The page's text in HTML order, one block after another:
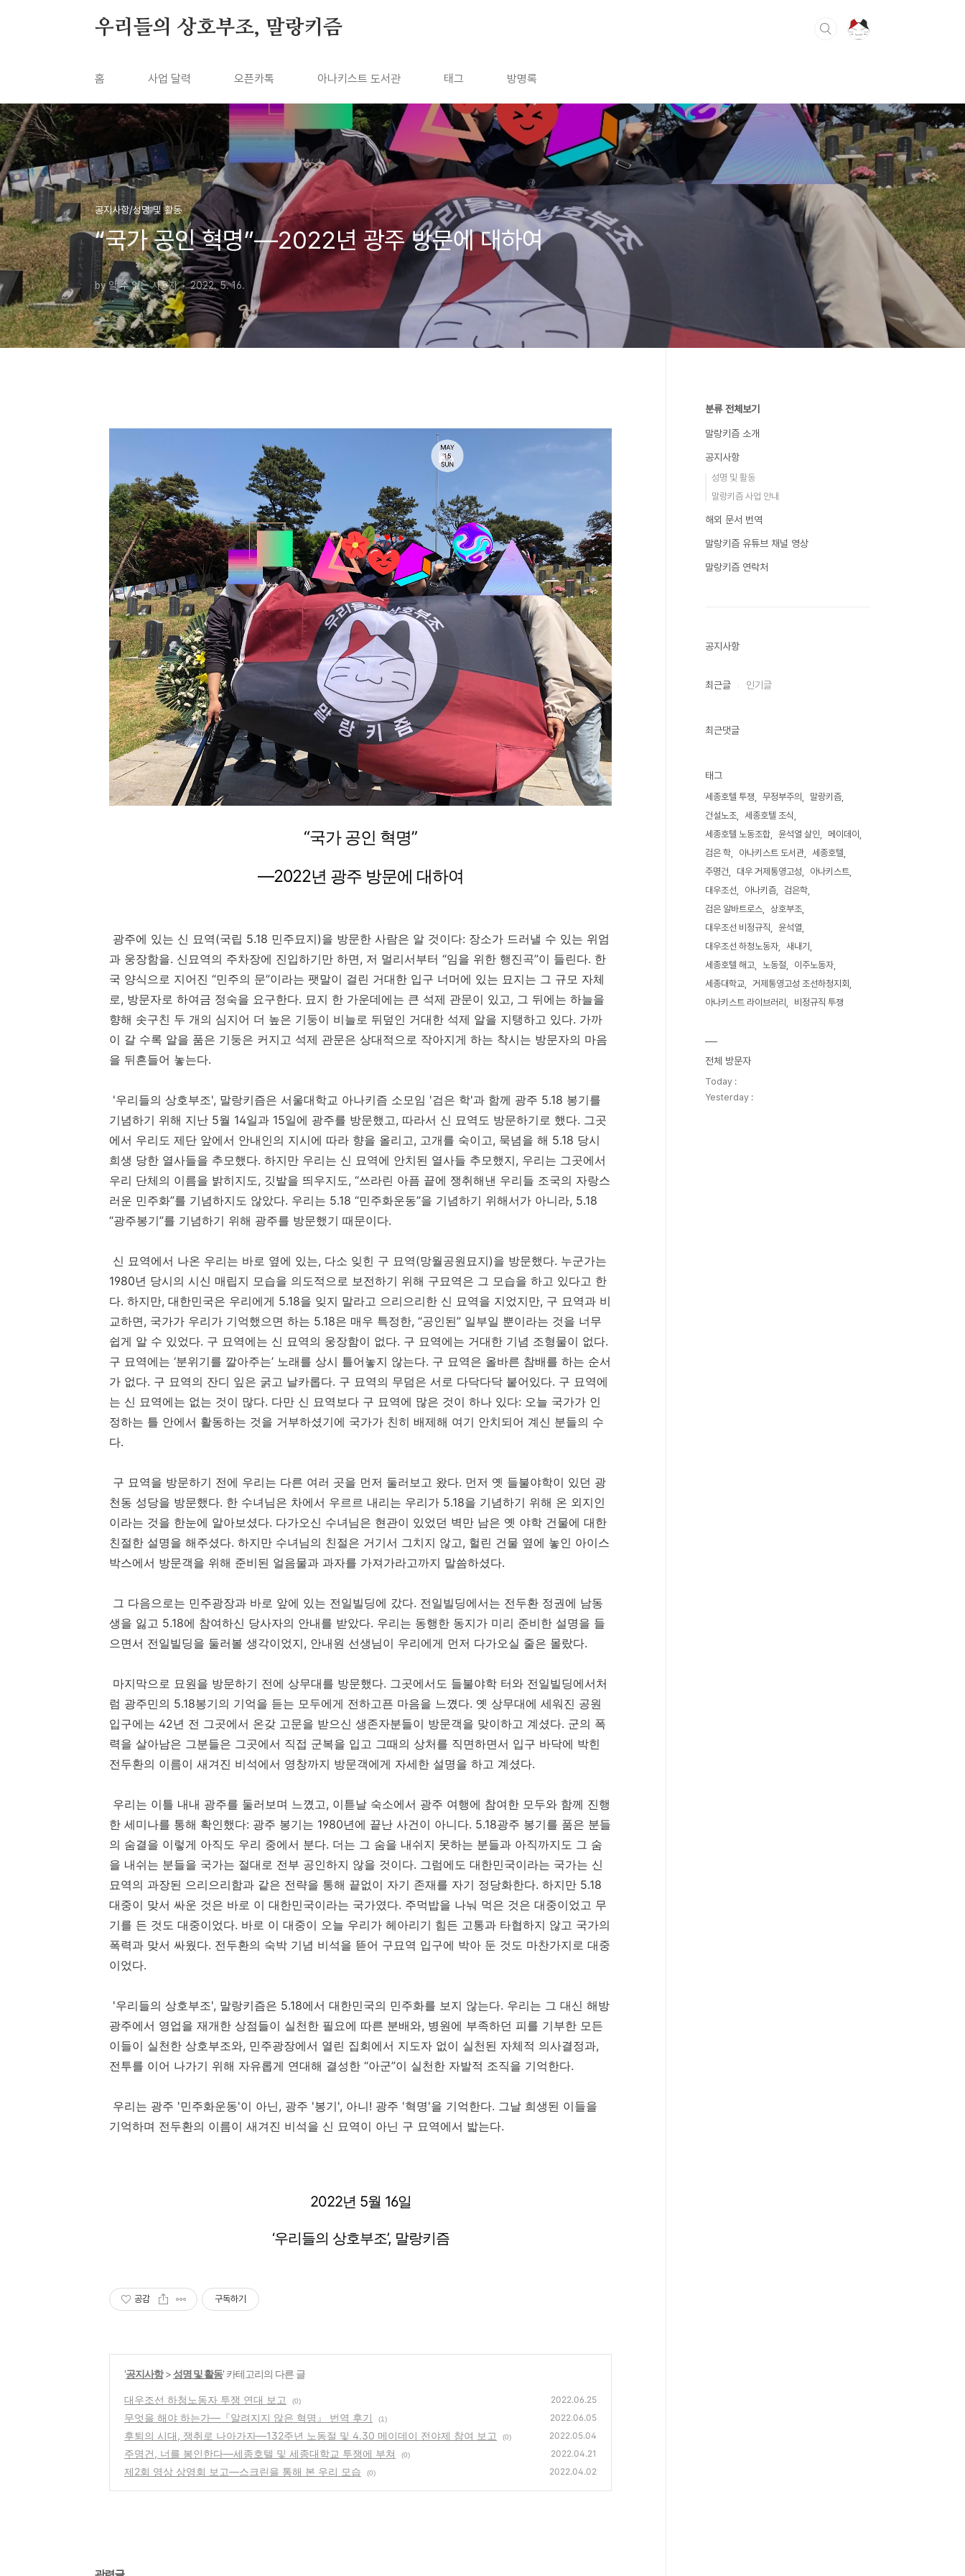
우리들의 상호부조, 말랑키즘
홈 사업 달력 오픈카톡 아나키스트 도서관 태그 방명록
공지사항/성명 및 활동
“국가 공인 혁명”―2022년 광주 방문에 대하여
by 알 수 없는 사용자 2022. 5. 16.
“국가 공인 혁명”
―2022년 광주 방문에 대하여
광주에 있는 신 묘역(국립 5.18 민주묘지)을 방문한 사람은 알 것이다: 장소가 드러낼 수 있는 위엄
과 웅장함을. 신묘역의 주차장에 진입하기만 하면, 저 멀리서부터 “임을 위한 행진곡”이 들린다. 한
국 양식으로 지어진 “민주의 문”이라는 팻말이 걸린 거대한 입구 너머에 있는 묘지는 그 규모 자체
로, 방문자로 하여금 정숙을 요구한다. 묘지 한 가운데에는 큰 석제 관문이 있고, 그 뒤에는 하늘을
향해 솟구친 두 개의 심지어 더 높은 기둥이 비늘로 뒤덮인 거대한 석제 알을 지탱하고 있다. 가까
이 갈 수록 알을 품은 기둥은 커지고 석제 관문은 상대적으로 작아지게 하는 착시는 방문자의 마음
을 뒤흔들어 놓는다.
'우리들의 상호부조', 말랑키즘은 서울대학교 아나키즘 소모임 '검은 학'과 함께 광주 5.18 봉기를
기념하기 위해 지난 5월 14일과 15일에 광주를 방문했고, 따라서 신 묘역도 방문하기로 했다. 그곳
에서 우리도 제단 앞에서 안내인의 지시에 따라 향을 올리고, 고개를 숙이고, 묵념을 해 5.18 당시
희생 당한 열사들을 추모했다. 하지만 우리는 신 묘역에 안치된 열사들 추모했지, 우리는 그곳에서
우리 단체의 이름을 밝히지도, 깃발을 띄우지도, “쓰라린 아픔 끝에 쟁취해낸 우리들 조국의 자랑스
러운 민주화”를 기념하지도 않았다. 우리는 5.18 “민주화운동”을 기념하기 위해서가 아니라, 5.18
“광주봉기”를 기념하기 위해 광주를 방문했기 때문이다.
신 묘역에서 나온 우리는 바로 옆에 있는, 다소 잊힌 구 묘역(망월공원묘지)을 방문했다. 누군가는
1980년 당시의 시신 매립지 모습을 의도적으로 보전하기 위해 구묘역은 그 모습을 하고 있다고 한
다. 하지만, 대한민국은 우리에게 5.18을 잊지 말라고 으리으리한 신 묘역을 지었지만, 구 묘역과 비
교하면, 국가가 우리가 기억했으면 하는 5.18은 매우 특정한, “공인된” 일부일 뿐이라는 것을 너무
쉽게 알 수 있었다. 구 묘역에는 신 묘역의 웅장함이 없다. 구 묘역에는 거대한 기념 조형물이 없다.
구 묘역에는 ‘분위기를 깔아주는’ 노래를 상시 틀어놓지 않는다. 구 묘역은 올바른 참배를 하는 순서
가 없다. 구 묘역의 잔디 잎은 굵고 날카롭다. 구 묘역의 무덤은 서로 다닥다닥 붙어있다. 구 묘역에
는 신 묘역에는 없는 것이 많다. 다만 신 묘역보다 구 묘역에 많은 것이 하나 있다: 오늘 국가가 인
정하는 틀 안에서 활동하는 것을 거부하셨기에 국가가 친히 배제해 여기 안치되어 계신 분들의 수
다.
구 묘역을 방문하기 전에 우리는 다른 여러 곳을 먼저 둘러보고 왔다. 먼저 옛 들불야학이 있던 광
천동 성당을 방문했다. 한 수녀님은 차에서 우르르 내리는 우리가 5.18을 기념하기 위해 온 외지인
이라는 것을 한눈에 알아보셨다. 다가오신 수녀님은 현관이 있었던 벽만 남은 옛 야학 건물에 대한
친절한 설명을 해주셨다. 하지만 수녀님의 친절은 거기서 그치지 않고, 헐린 건물 옆에 놓인 아이스
박스에서 방문객을 위해 준비된 얼음물과 과자를 가져가라고까지 말씀하셨다.
그 다음으로는 민주광장과 바로 앞에 있는 전일빌딩에 갔다. 전일빌딩에서는 전두환 정권에 남동
생을 잃고 5.18에 참여하신 당사자의 안내를 받았다. 우리는 동행한 동지가 미리 준비한 설명을 들
으면서 전일빌딩을 둘러볼 생각이었지, 안내원 선생님이 우리에게 먼저 다가오실 줄은 몰랐다.
마지막으로 묘원을 방문하기 전에 상무대를 방문했다. 그곳에서도 들불야학 터와 전일빌딩에서처
럼 광주민의 5.18봉기의 기억을 듣는 모두에게 전하고픈 마음을 느꼈다. 옛 상무대에 세워진 공원
입구에는 42년 전 그곳에서 온갖 고문을 받으신 생존자분들이 방문객을 맞이하고 계셨다. 군의 폭
력을 살아남은 그분들은 그곳에서 직접 군복을 입고 그때의 상처를 직면하면서 입구 바닥에 박힌
전두환의 이름이 새겨진 비석에서 영창까지 방문객에게 자세한 설명을 하고 계셨다.
우리는 이틀 내내 광주를 둘러보며 느꼈고, 이튿날 숙소에서 광주 여행에 참여한 모두와 함께 진행
한 세미나를 통해 확인했다: 광주 봉기는 1980년에 끝난 사건이 아니다. 5.18광주 봉기를 품은 분들
의 숨결을 이렇게 아직도 우리 중에서 분다. 더는 그 숨을 내쉬지 못하는 분들과 아직까지도 그 숨
을 내쉬는 분들을 국가는 절대로 전부 공인하지 않을 것이다. 그럼에도 대한민국이라는 국가는 신
묘역의 과장된 으리으리함과 같은 전략을 통해 끝없이 자기 존재를 자기 정당화한다. 하지만 5.18
대중이 맞서 싸운 것은 바로 이 대한민국이라는 국가였다. 주먹밥을 나눠 먹은 것은 대중이었고 무
기를 든 것도 대중이었다. 바로 이 대중이 오늘 우리가 헤아리기 힘든 고통과 타협하지 않고 국가의
폭력과 맞서 싸웠다. 전두환의 숙박 기념 비석을 뜯어 구묘역 입구에 박아 둔 것도 마찬가지로 대중
이었다.
'우리들의 상호부조', 말랑키즘은 5.18에서 대한민국의 민주화를 보지 않는다. 우리는 그 대신 해방
광주에서 영업을 재개한 상점들이 실천한 필요에 따른 분배와, 병원에 부족하던 피를 기부한 모든
이들이 실천한 상호부조와, 민주광장에서 열린 집회에서 지도자 없이 실천된 자체적 의사결정과,
전투를 이어 나가기 위해 자유롭게 연대해 결성한 “아군”이 실천한 자발적 조직을 기억한다.
우리는 광주 '민주화운동'이 아닌, 광주 '봉기', 아니! 광주 '혁명'을 기억한다. 그날 희생된 이들을
기억하며 전두환의 이름이 새겨진 비석을 신 묘역이 아닌 구 묘역에서 밟는다.
2022년 5월 16일
‘우리들의 상호부조’, 말랑키즘
공감 구독하기
'공지사항>성명 및 활동' 카테고리의 다른 글
대우조선 하청노동자 투쟁 연대 보고 (0) 2022.06.25
무엇을 해야 하는가―『알려지지 않은 혁명』 번역 후기 (1) 2022.06.05
후퇴의 시대, 쟁취로 나아가자―132주년 노동절 및 4.30 메이데이 전야제 참여 보고 (0) 2022.05.04
주명건, 너를 봉인한다―세종호텔 및 세종대학교 투쟁에 부쳐 (0) 2022.04.21
제2회 영상 상영회 보고―스크린을 통해 본 우리 모습 (0) 2022.04.02
분류 전체보기
말랑키즘 소개
공지사항
성명 및 활동
말랑키즘 사업 안내
해외 문서 번역
말랑키즘 유튜브 채널 영상
말랑키즘 연락처
공지사항
최근글 인기글
최근댓글
태그
세종호텔 투쟁 무정부주의
말랑키즘
건설노조
세종호텔 조식
세종호텔 노동조합
윤석열 살인
메이데이
검은 학
아나키스트 도서관
세종호텔
주명건
대우 거제통영고성
아나키스트
대우조선
아나키즘
검은학
검은 알바트로스
상호부조
대우조선 비정규직
윤석열
대우조선 하청노동자
새내기
세종호텔 해고
노동절
이주노동자
세종대학교
거제통영고성 조선하청지회
아나키스트 라이브러리
비정규직 투쟁
전체 방문자
Today :
Yesterday :